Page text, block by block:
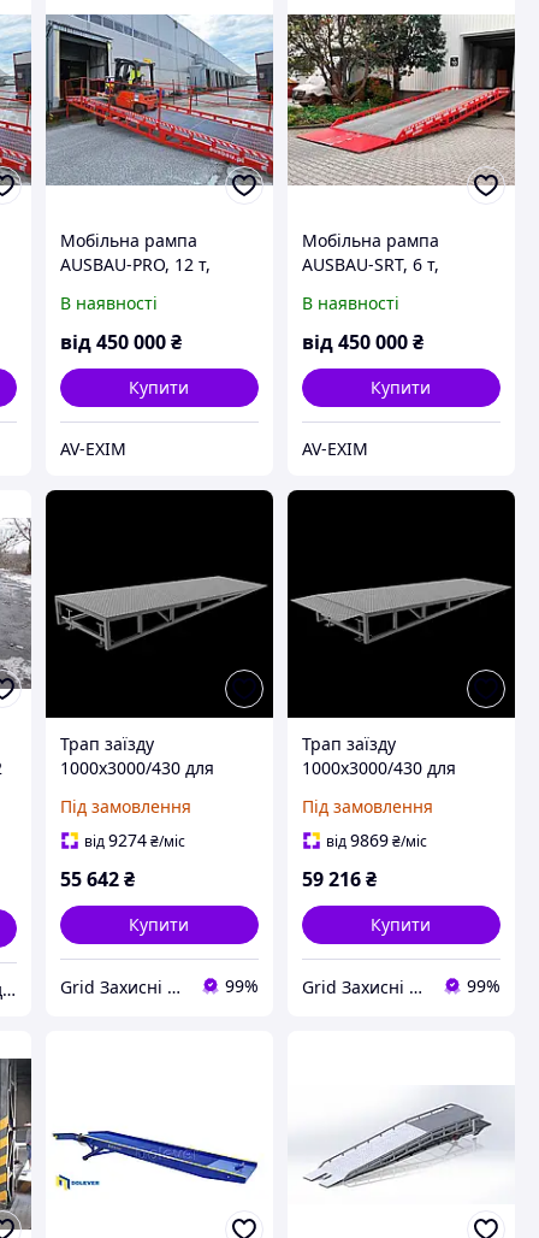
Мобільна рампа
AUSBAU-PRO, 12 т,
виробника
В наявності
від 450 000 ₴
Купити
AV-EXIM
Мобільна рампа
AUSBAU-SRT, 6 т,
виробника
В наявності
від450 000₴
Купити
AV-EXIM
ТОВ "ЗКЗ "Вантажопідйомні механізми"
Трап заїзду
1000х3000/430 для
регулюванням по
висоті Пандус для
платформа для заезда
Під замовлення
від9274 ₴/міс
55 642 ₴
Купити
Grid Захисні металовироби 99%
Трап заїзду
1000х3000/430 для
регульований Пандус
для склада апарель
платформа для заезда
Під замовлення
від9869₴/міс
59 216₴
Купити
Grid Захисні металовироби 99%